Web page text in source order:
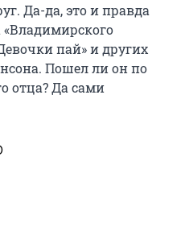
Да-да, это и правда
«Владимирского
пай» и других
Пошел ли он по
отца? Да сами